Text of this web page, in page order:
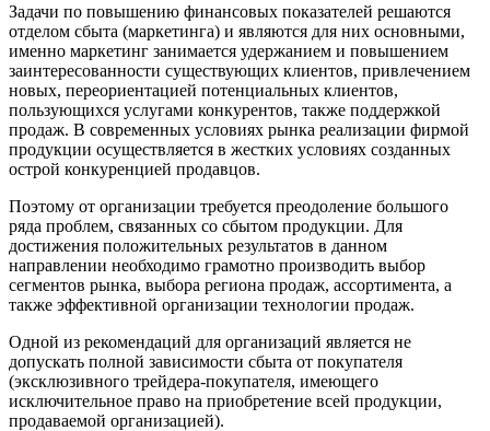
Задачи по повышению финансовых показателей решаются
отделом сбыта (маркетинга) и являются для них основными,
именно маркетинг занимается удержанием и повышением
заинтересованности существующих клиентов, привлечением
новых, переориентацией потенциальных клиентов,
пользующихся услугами конкурентов, также поддержкой
продаж. В современных условиях рынка реализации фирмой
продукции осуществляется в жестких условиях созданных
острой конкуренцией продавцов.
Поэтому от организации требуется преодоление большого
ряда проблем, связанных со сбытом продукции. Для
достижения положительных результатов в данном
направлении необходимо грамотно производить выбор
сегментов рынка, выбора региона продаж, ассортимента, а
также эффективной организации технологии продаж.
Одной из рекомендаций для организаций является не
допускать полной зависимости сбыта от покупателя
(эксклюзивного трейдера-покупателя, имеющего
исключительное право на приобретение всей продукции,
продаваемой организацией).